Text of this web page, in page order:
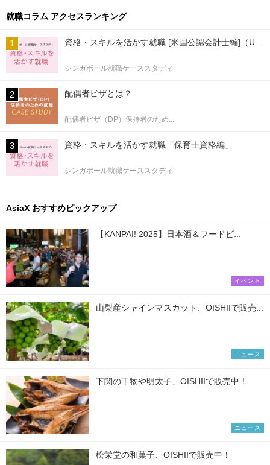
就職コラム アクセスランキング
資格・スキルを活かす就職 [米国公認会計士編]（U...
シンガポール就職ケーススタディ
配偶者ビザとは？
配偶者ビザ（DP）保持者のため...
資格・スキルを活かす就職「保育士資格編」
シンガポール就職ケーススタディ
AsiaX おすすめピックアップ
【KANPAI! 2025】日本酒＆フードビ...
イベント
山梨産シャインマスカット、OISHIIで販売...
ニュース
下関の干物や明太子、OISHIIで販売中！
ニュース
松栄堂の和菓子、OISHIIで販売中！